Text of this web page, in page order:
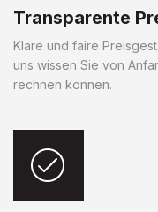
Transparente
Klare und faire
uns wissen Sie von
rechnen können.